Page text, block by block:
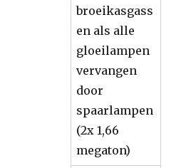
broeikasgass
en als alle
gloeilampen
vervangen
door
spaarlampen
(2x 1,66
megaton)